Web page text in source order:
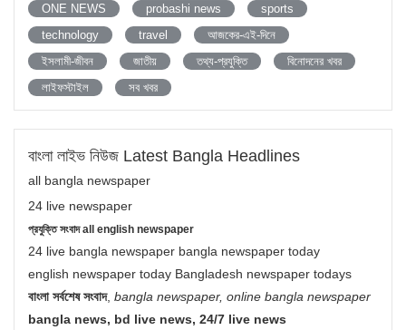
ONE NEWS
probashi news
sports
technology
travel
আজকের-এই-দিনে
ইসলামী-জীবন
জাতীয় তথ্য-প্রযুক্তি
বিনোদনের খবর
লাইফস্টাইল
সব খবর
বাংলা লাইভ নিউজ Latest Bangla Headlines
all bangla newspaper
24 live newspaper
প্রযুক্তি সংবাদ all english newspaper
24 live bangla newspaper bangla newspaper today
english newspaper today Bangladesh newspaper todays
বাংলা সর্বশেষ সংবাদ, bangla newspaper, online bangla newspaper
bangla news, bd live news, 24/7 live news